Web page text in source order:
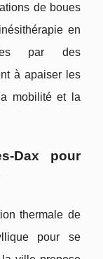
de boues
en
par des
à apaiser les
mobilité et la
Dax pour
thermale de
pour se